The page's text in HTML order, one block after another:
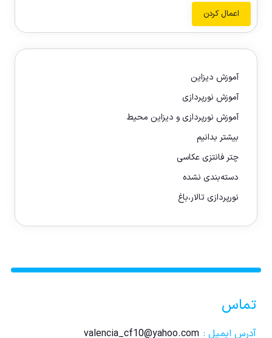
اعمال کردن
آموزش دیزاین
آموزش نورپردازی
آموزش نورپردازی و دیزاین محیط
بیشتر بدانیم
چتر فانتزی عکاسی
دسته‌بندی نشده
نورپردازی تالار،باغ
تماس
آدرس ایمیل : valencia_cf10@yahoo.com